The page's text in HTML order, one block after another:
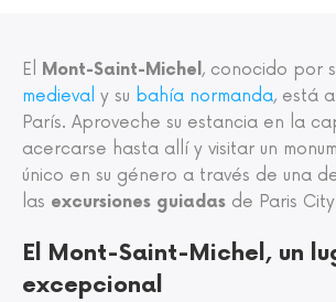
El Mont-Saint-Michel , conocido por
medieval y su bahía normanda, está
París. Aproveche su estancia en la
acercarse hasta allí y visitar un
único en su género a través de una
las excursiones guiadas de Paris
El Mont-Saint-Michel, un
excepcional